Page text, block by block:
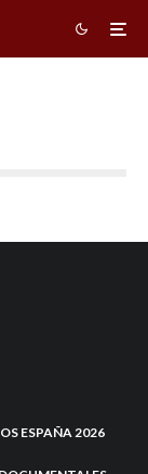
ESPAÑA 2026